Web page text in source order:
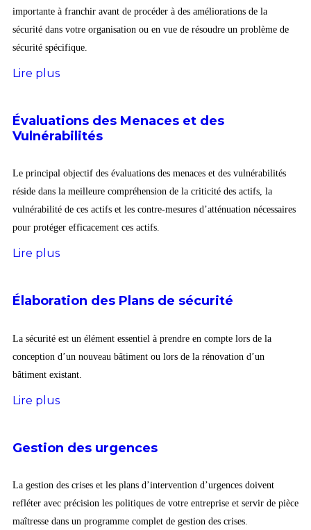
importante à franchir avant de procéder à des améliorations de la
sécurité dans votre organisation ou en vue de résoudre un problème de
sécurité spécifique.
Lire plus
Évaluations des Menaces et des
Vulnérabilités
Le principal objectif des évaluations des menaces et des vulnérabilités
réside dans la meilleure compréhension de la criticité des actifs, la
vulnérabilité de ces actifs et les contre-mesures d’atténuation nécessaires
pour protéger efficacement ces actifs.
Lire plus
Élaboration des Plans de sécurité
La sécurité est un élément essentiel à prendre en compte lors de la
conception d’un nouveau bâtiment ou lors de la rénovation d’un
bâtiment existant.
Lire plus
Gestion des urgences
La gestion des crises et les plans d’intervention d’urgences doivent
refléter avec précision les politiques de votre entreprise et servir de pièce
maîtresse dans un programme complet de gestion des crises.